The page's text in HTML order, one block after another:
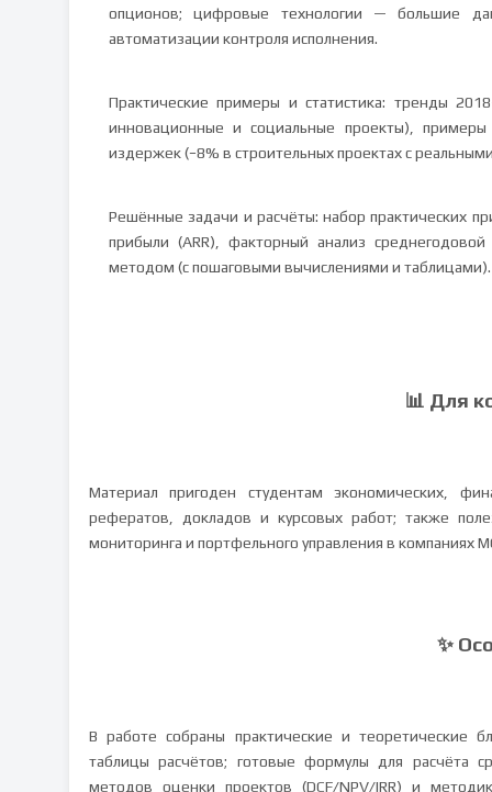
опционов; цифровые технологии — большие
автоматизации контроля исполнения.
Практические примеры и статистика: тренды
инновационные и социальные проекты),
издержек (−8% в строительных проектах с
Решённые задачи и расчёты: набор практических
прибыли (ARR), факторный анализ
методом (с пошаговыми вычислениями и таблицами).
📊 Для
Материал пригоден студентам экономических,
рефератов, докладов и курсовых работ; также
мониторинга и портфельного управления в компаниях
✨
В работе собраны практические и теоретические
таблицы расчётов; готовые формулы для расчёта
методов оценки проектов (DCF/NPV/IRR) и